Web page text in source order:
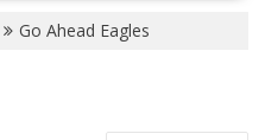
Go Ahead Eagles